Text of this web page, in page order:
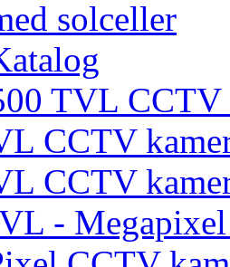
solceller
TVL CCTV
CCTV
CCTV
-